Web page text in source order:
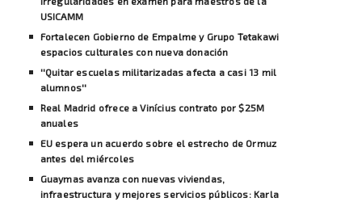
USICAMM
Fortalecen Gobierno de Empalme y Grupo Tetakawi
espacios culturales con nueva donación
''Quitar escuelas militarizadas afecta a casi 13 mil
alumnos''
Real Madrid ofrece a Vinícius contrato por $25M
anuales
EU espera un acuerdo sobre el estrecho de Ormuz
antes del miércoles
Guaymas avanza con nuevas viviendas,
infraestructura y mejores servicios públicos: Karla